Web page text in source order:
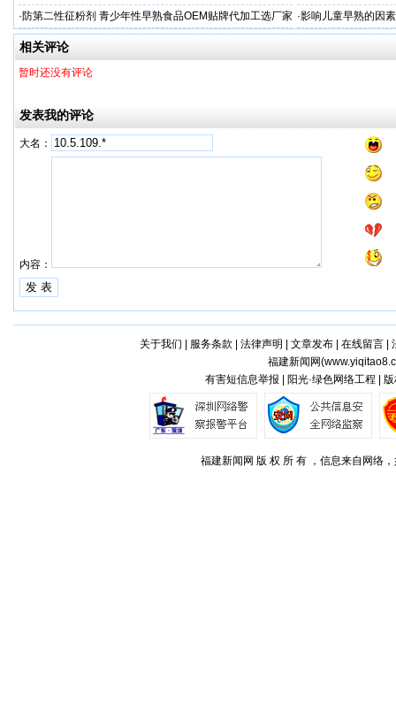
答案
·防第二性征粉剂 青少年性早熟食品OEM贴牌代加工选厂家 ·影响儿童早熟的因
代工厂
相关评论
暂时还没有评论
发表我的评论
大名：
内容：
关于我们 服务条款 法律声明 文章发布| 在线留言|
福建新闻网(
有害短信息举报 | 阳光·绿色网络工程 |
福建新闻网 版 权 所 有 ，信息来自网络